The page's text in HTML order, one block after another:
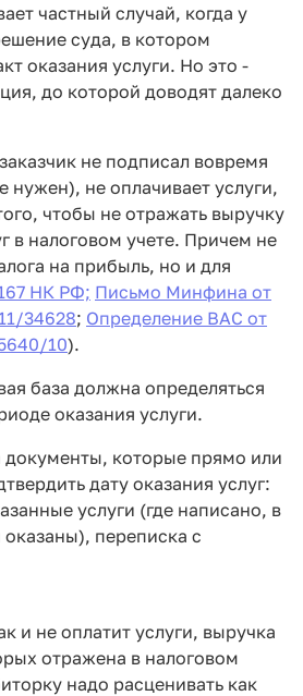
частный случай, когда у
суда, в котором
оказания услуги. Но это -
до которой доводят далеко
не подписал вовремя
нужен), не оплачивает услуги,
чтобы не отражать выручку
в налоговом учете. Причем не
на прибыль, но и для
НК РФ; Письмо Минфина от
34628; Определение ВАС от
10).
база должна определяться
оказания услуги.
документы, которые прямо или
дату оказания услуг:
услуги (где написано, в
переписка с
и не оплатит услуги, выручка
отражена в налоговом
надо расценивать как